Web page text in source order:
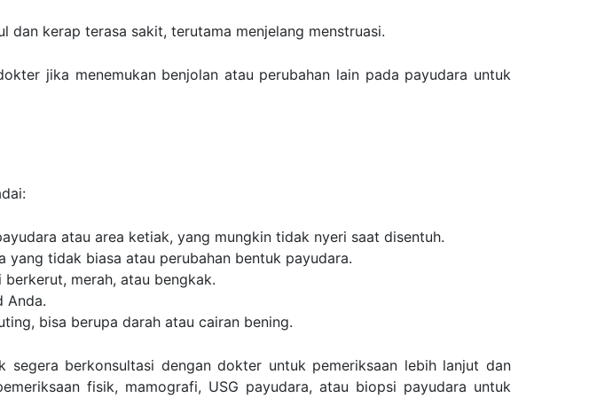
dan kerap terasa sakit, terutama menjelang menstruasi.
jika menemukan benjolan atau perubahan lain pada payudara untuk
atau area ketiak, yang mungkin tidak nyeri saat disentuh.
yang tidak biasa atau perubahan bentuk payudara.
merah, atau bengkak.
Anda.
bisa berupa darah atau cairan bening.
berkonsultasi dengan dokter untuk pemeriksaan lebih lanjut dan
fisik, mamografi, USG payudara, atau biopsi payudara untuk